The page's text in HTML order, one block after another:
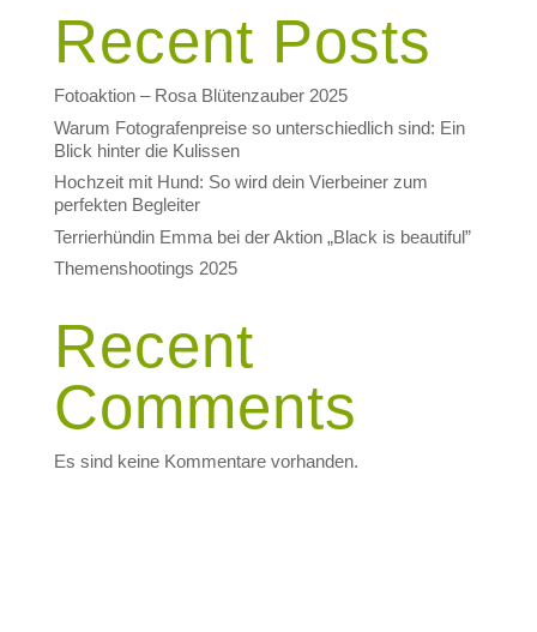
Recent Posts
Fotoaktion – Rosa Blütenzauber 2025
Warum Fotografenpreise so unterschiedlich sind: Ein
Blick hinter die Kulissen
Hochzeit mit Hund: So wird dein Vierbeiner zum
perfekten Begleiter
Terrierhündin Emma bei der Aktion „Black is beautiful”
Themenshootings 2025
Recent
Comments
Es sind keine Kommentare vorhanden.